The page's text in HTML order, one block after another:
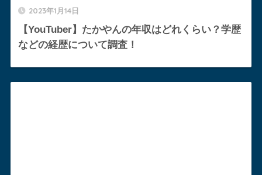
2023年1月14日
【YouTuber】たかやんの年収はどれくらい？学歴
などの経歴について調査！